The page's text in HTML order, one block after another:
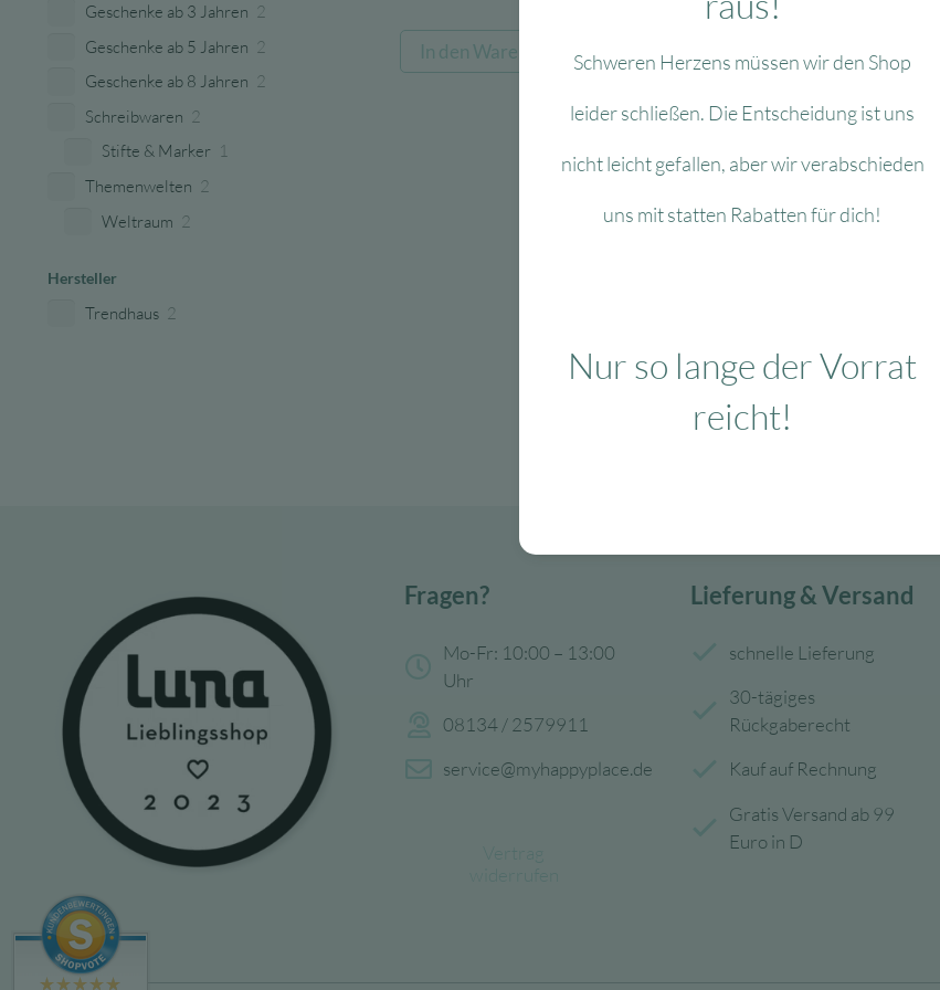
Geschenke ab 3 Jahren 2
Geschenke ab 5 Jahren 2
Geschenke ab 8 Jahren 2
Schreibwaren 2
Stifte & Marker 1
Themenwelten 2
Weltraum 2
Hersteller
Trendhaus 2
war:
4,99 €
1,75 €.
In den Warenkorb
war:
In den Warenkorb
Fragen?
Mo-Fr: 10:00 – 13:00
Uhr
08134 / 2579911
service@myhappyplace.de
Lieferung & Versand
schnelle Lieferung
30-tägiges
Rückgaberecht
Kauf auf Rechnung
Gratis Versand ab 99
Euro in D
Schweren Herzens müssen wir den Shop
leider schließen. Die Entscheidung ist uns
nicht leicht gefallen, aber wir verabschieden
uns mit statten Rabatten für dich!
Nur so lange der Vorrat
reicht!